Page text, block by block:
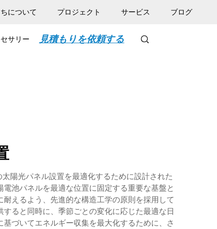
について プロジェクト サービス ブログ
サリー 見積もりを依頼する
陽光パネル設置を最適化するために設計された
池パネルを最適な位置に固定する重要な基盤と
えるよう、先進的な構造工学の原則を採用して
ると同時に、季節ごとの変化に応じた最適な日
づいてエネルギー収集を最大化するために、さ